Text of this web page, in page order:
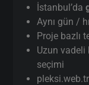
İstanbul’da
Aynı gün /
Proje bazlı
Uzun vadeli
seçimi